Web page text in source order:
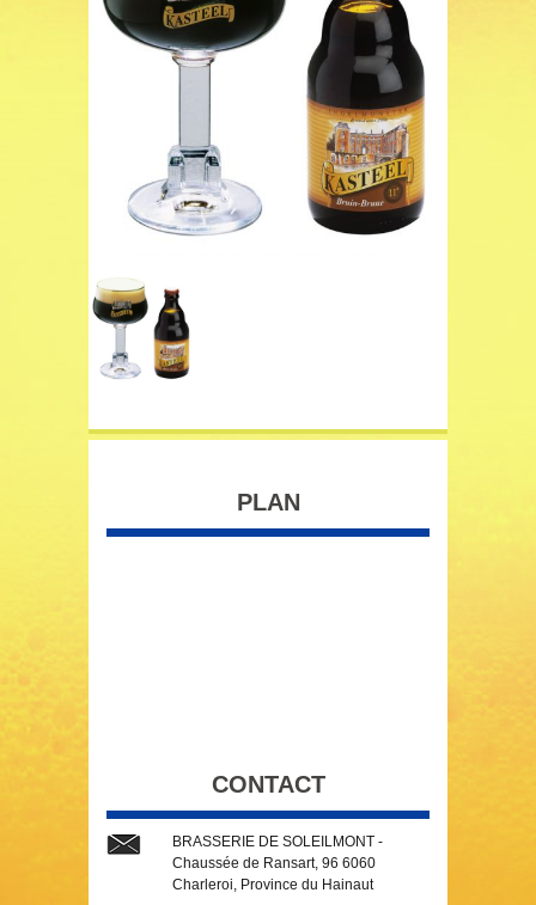
PLAN
CONTACT
BRASSERIE DE SOLEILMONT -
Chaussée de Ransart, 96 6060
Charleroi, Province du Hainaut